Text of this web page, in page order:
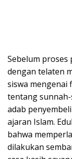
​Sebelum proses
dengan telaten
siswa mengenai
tentang
adab
ajaran Islam.
bahwa
dilakukan